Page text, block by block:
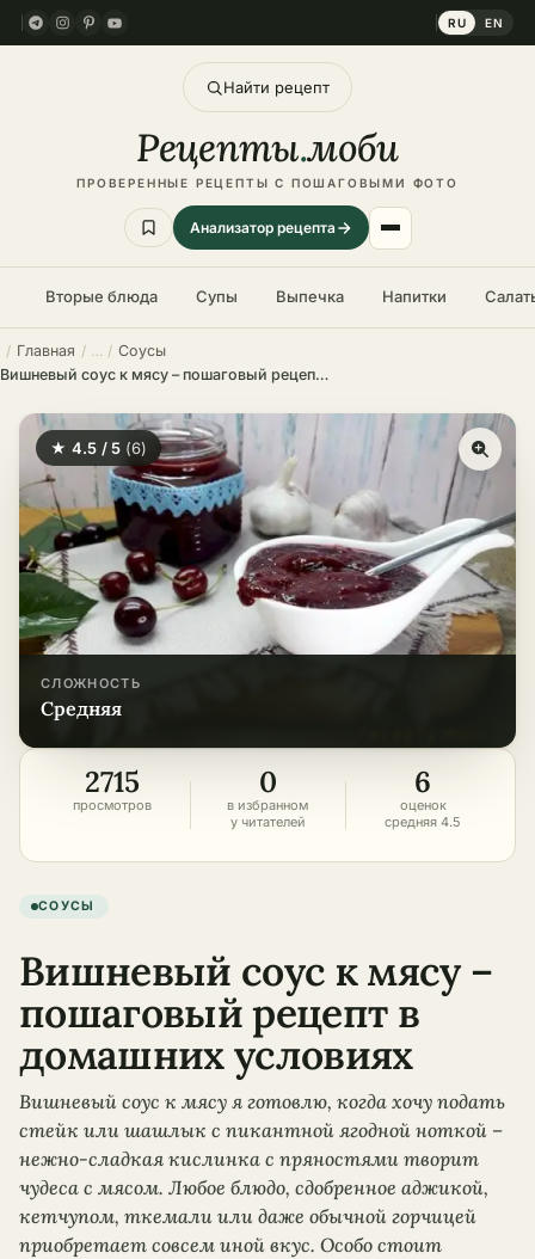
RU EN
Найти рецепт
Рецепты.моби
ПРОВЕРЕННЫЕ РЕЦЕПТЫ С ПОШАГОВЫМИ ФОТО
Анализатор рецепта
Вторые блюда Супы Выпечка Напитки
Главная
Соусы
Вишневый соус к мясу – пошаговый рецепт в домашних условиях
★ 4.5 / 5 (6)
СЛОЖНОСТЬ
средняя
2715
просмотров
0
в избранном
у читателей
6
оценок
средняя 4.5
СОУСЫ
Вишневый соус к мясу –
пошаговый рецепт в
домашних условиях
Вишневый соус к мясу я готовлю, когда хочу подать
стейк или шашлык с пикантной ягодной ноткой –
нежно-сладкая кислинка с пряностями творит
чудеса с мясом. Любое блюдо, сдобренное аджикой,
кетчупом, ткемали или даже обычной горчицей
приобретает совсем иной вкус. Особо стоит